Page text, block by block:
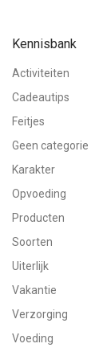
Kennisbank
Activiteiten
Cadeautips
Feitjes
Geen categorie
Karakter
Opvoeding
Producten
Soorten
Uiterlijk
Vakantie
Verzorging
Voeding